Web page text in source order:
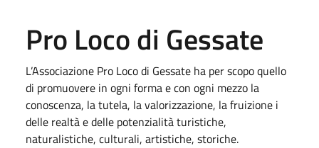
Pro Loco di Gessate
L’Associazione Pro Loco di Gessate ha per scopo quello
di promuovere in ogni forma e con ogni mezzo la
conoscenza, la tutela, la valorizzazione, la fruizione i
delle realtà e delle potenzialità turistiche,
naturalistiche, culturali, artistiche, storiche.